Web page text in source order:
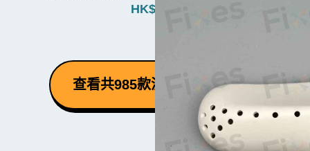
HK$
查看共985款洗衣機零件 ⮕